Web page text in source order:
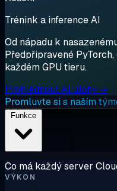
Trénink a inference AI
Od nápadu k
Předpřipravené PyTorch,
každém GPU tieru.
Prohlédnout AI úlohy →
Promluvte si s naším
Co má každý server
VÝKON